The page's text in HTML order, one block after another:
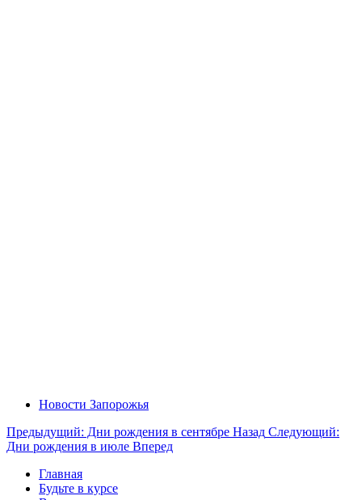
Новости Запорожья
Предыдущий: Дни рождения в сентябре Назад Следующий:
Дни рождения в июле Вперед
Главная
Будьте в курсе